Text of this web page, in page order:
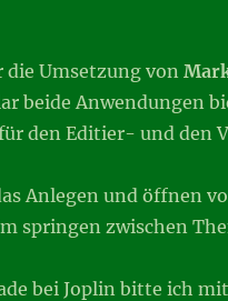
Umsetzung von
beide Anwendungen
den Editier- und den
Anlegen und öffnen
springen zwischen
bei Joplin bitte ich